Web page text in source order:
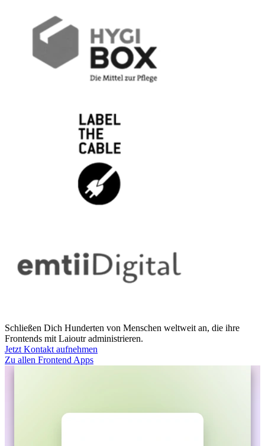
Schließen Dich Hunderten von Menschen weltweit an, die ihre
Frontends mit Laioutr administrieren.
Jetzt Kontakt aufnehmen
Zu allen Frontend Apps